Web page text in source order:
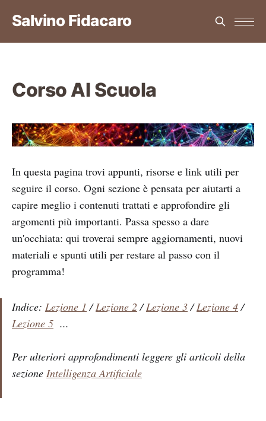
Salvino Fidacaro
Corso AI Scuola
In questa pagina trovi appunti, risorse e link utili per
seguire il corso. Ogni sezione è pensata per aiutarti a
capire meglio i contenuti trattati e approfondire gli
argomenti più importanti. Passa spesso a dare
un'occhiata: qui troverai sempre aggiornamenti, nuovi
materiali e spunti utili per restare al passo con il
programma!
Indice: Lezione 1 /Lezione 2 /Lezione 3/Lezione 4/
Lezione 5 ...
Per ulteriori approfondimenti leggere gli articoli della
sezione Intelligenza Artificiale